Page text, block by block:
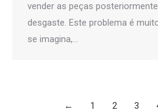
vender as peças
desgaste. Este problema é
se imagina,…
← 1 2 3